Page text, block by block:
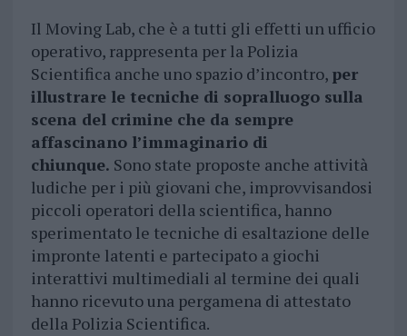
Il Moving Lab, che è a tutti gli effetti un ufficio
operativo, rappresenta per la Polizia
Scientifica anche uno spazio d’incontro, per
illustrare le tecniche di sopralluogo sulla
scena del crimine che da sempre
affascinano l’immaginario di
chiunque. Sono state proposte anche attività
ludiche per i più giovani che, improvvisandosi
piccoli operatori della scientifica, hanno
sperimentato le tecniche di esaltazione delle
impronte latenti e partecipato a giochi
interattivi multimediali al termine dei quali
hanno ricevuto una pergamena di attestato
della Polizia Scientifica.